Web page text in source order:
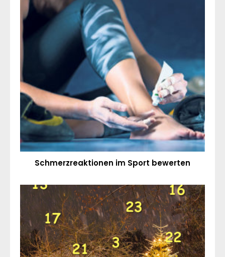
Schmerzreaktionen im Sport bewerten